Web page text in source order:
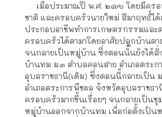
ชาติ และครอบครัวนายใหม่ สีมาฤทธิ์ไ
ประกอบอาชีพทำการเกษตรกรรมและ
ครอบครัวได้ตามาโดยอาศัยปลูกบ้านต
จนกลายเป็นหมู่บ้าน ซึ่งตอนนั้นยังได้สั่
บ้านทม ม.๓ ตำบลคอนสาย อำเภอตระ
อุบลราชธานี(เดิม) ซึ่งตอนนี้กลายเป็น
อำเภอตระการพืชผล จังหวัดอุบลราชธ
ครอบครัวมากขึ้นเรื่อยๆ จนกลายเป็น
หมู่บ้านออกจากบ้านทม เพื่อก่อตั้งเป็น